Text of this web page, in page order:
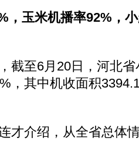
，玉米机播率92%，
至6月20日，河北省
，其中机收面积
介绍，从全省总体